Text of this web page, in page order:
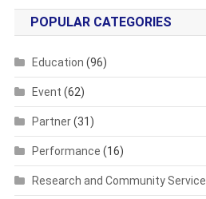
POPULAR CATEGORIES
Education (96)
Event (62)
Partner(31)
Performance (16)
Research and Community Service